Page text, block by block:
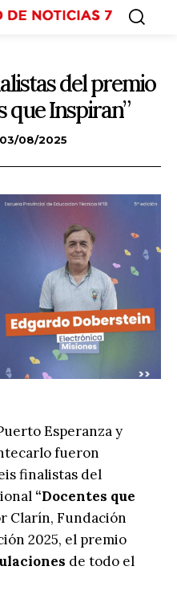
del premio
que Inspiran”
03/08/2025
Esperanza y
fueron
finalistas del
“Docentes que
Clarín, Fundación
2025, el premio
de todo el